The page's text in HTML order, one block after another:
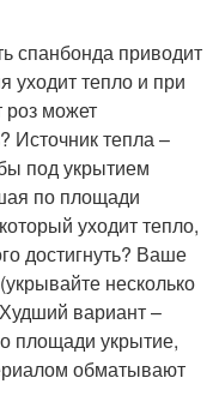
спанбонда приводит
уходит тепло и при
роз может
Источник тепла –
под укрытием
по площади
уходит тепло,
достигнуть? Ваше
несколько
вариант –
площади укрытие,
обматывают